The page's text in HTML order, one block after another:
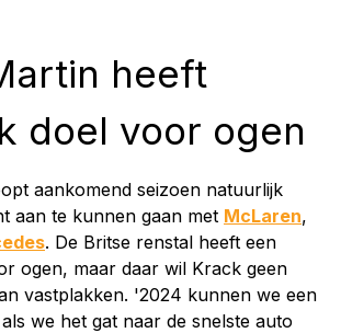
heeft
doel voor ogen
aankomend seizoen natuurlijk
aan te kunnen gaan met McLaren,
. De Britse renstal heeft een
ogen, maar daar wil Krack geen
vastplakken. '2024 kunnen we een
we het gat naar de snelste auto